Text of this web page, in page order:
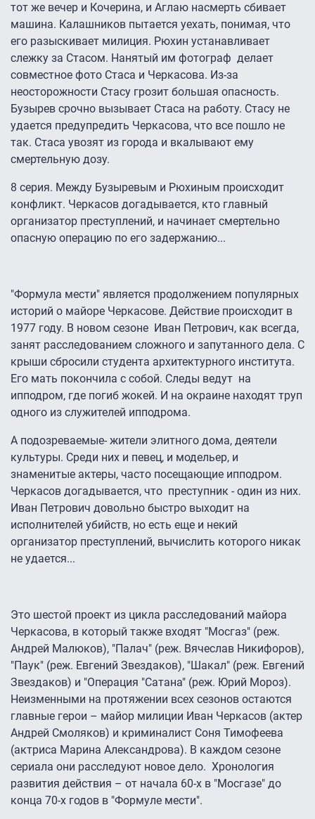
тот же вечер и Кочерина, и Аглаю насмерть сбивает
машина. Калашников пытается уехать, понимая, что
его разыскивает милиция. Рюхин устанавливает
слежку за Стасом. Нанятый им фотограф делает
совместное фото Стаса и Черкасова. Из-за
неосторожности Стасу грозит большая опасность.
Бузырев срочно вызывает Стаса на работу. Стасу не
удается предупредить Черкасова, что все пошло не
так. Стаса увозят из города и вкалывают ему
смертельную дозу.
8 серия. Между Бузыревым и Рюхиным происходит
конфликт. Черкасов догадывается, кто главный
организатор преступлений, и начинает смертельно
опасную операцию по его задержанию...
"Формула мести" является продолжением популярных
историй о майоре Черкасове. Действие происходит в
1977 году. В новом сезоне Иван Петрович, как всегда,
занят расследованием сложного и запутанного дела. С
крыши сбросили студента архитектурного института.
Его мать покончила с собой. Следы ведут на
ипподром, где погиб жокей. И на окраине находят труп
одного из служителей ипподрома.
А подозреваемые- жители элитного дома, деятели
культуры. Среди них и певец, и модельер, и
знаменитые актеры, часто посещающие ипподром.
Черкасов догадывается, что преступник - один из них.
Иван Петрович довольно быстро выходит на
исполнителей убийств, но есть еще и некий
организатор преступлений, вычислить которого никак
не удается...
Это шестой проект из цикла расследований майора
Черкасова, в который также входят "Мосгаз" (реж.
Андрей Малюков), "Палач" (реж. Вячеслав Никифоров),
"Паук" (реж. Евгений Звездаков), "Шакал" (реж. Евгений
Звездаков) и "Операция "Сатана" (реж. Юрий Мороз).
Неизменными на протяжении всех сезонов остаются
главные герои – майор милиции Иван Черкасов (актер
Андрей Смоляков) и криминалист Соня Тимофеева
(актриса Марина Александрова). В каждом сезоне
сериала они расследуют новое дело. Хронология
развития действия – от начала 60-х в "Мосгазе" до
конца 70-х годов в "Формуле мести".